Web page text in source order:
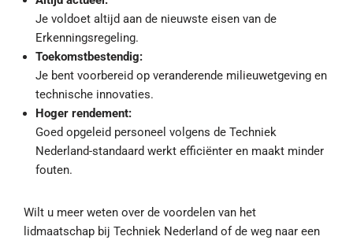
Je voldoet altijd aan de nieuwste eisen van de
Erkenningsregeling.
Toekomstbestendig:
Je bent voorbereid op veranderende milieuwetgeving en
technische innovaties.
Hoger rendement:
Goed opgeleid personeel volgens de Techniek
Nederland-standaard werkt efficiënter en maakt minder
fouten.
Wilt u meer weten over de voordelen van het
lidmaatschap bij Techniek Nederland of de weg naar een